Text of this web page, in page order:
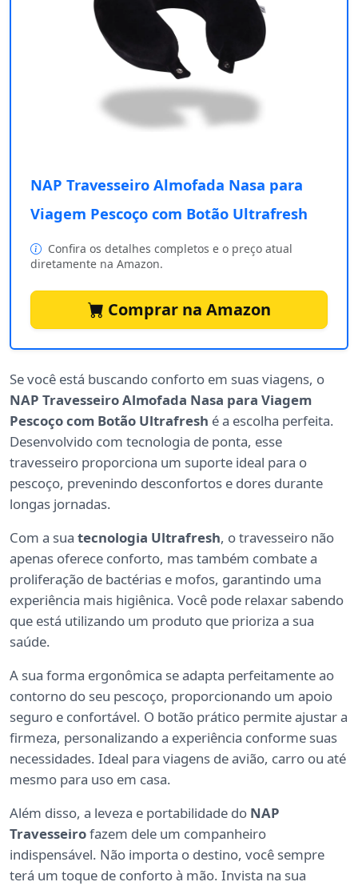
NAP Travesseiro Almofada Nasa para
Viagem Pescoço com Botão Ultrafresh
Confira os detalhes completos e o preço atual
diretamente na Amazon.
Comprar na Amazon
Se você está buscando conforto em suas viagens, o
NAP Travesseiro Almofada Nasa para Viagem
Pescoço com Botão Ultrafresh é a escolha perfeita.
Desenvolvido com tecnologia de ponta, esse
travesseiro proporciona um suporte ideal para o
pescoço, prevenindo desconfortos e dores durante
longas jornadas.
Com a sua tecnologia Ultrafresh, o travesseiro não
apenas oferece conforto, mas também combate a
proliferação de bactérias e mofos, garantindo uma
experiência mais higiênica. Você pode relaxar sabendo
que está utilizando um produto que prioriza a sua
saúde.
A sua forma ergonômica se adapta perfeitamente ao
contorno do seu pescoço, proporcionando um apoio
seguro e confortável. O botão prático permite ajustar a
firmeza, personalizando a experiência conforme suas
necessidades. Ideal para viagens de avião, carro ou até
mesmo para uso em casa.
Além disso, a leveza e portabilidade do NAP
Travesseirofazem dele um companheiro
indispensável. Não importa o destino, você sempre
terá um toque de conforto à mão. Invista na sua